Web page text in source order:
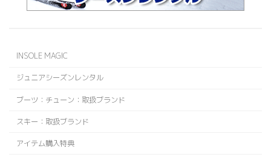
INSOLE MAGIC
ジュニアシーズンレンタル
ブーツ：チューン：取扱ブランド
スキー：取扱ブランド
アイテム購入特典